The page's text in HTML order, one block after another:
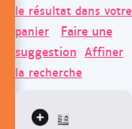
le résultat dans votre
panier
Faire une
suggestion Affiner
la recherche